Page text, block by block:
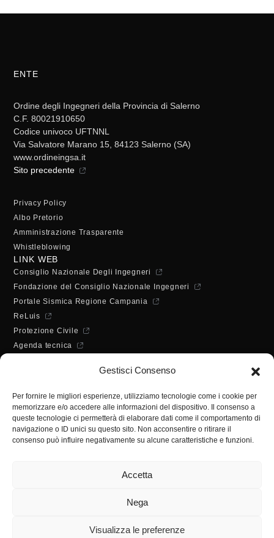
Gestisci Consenso
Per fornire le migliori esperienze, utilizziamo tecnologie come i cookie per
memorizzare e/o accedere alle informazioni del dispositivo. Il consenso a
queste tecnologie ci permetterà di elaborare dati come il comportamento di
navigazione o ID unici su questo sito. Non acconsentire o ritirare il
consenso può influire negativamente su alcune caratteristiche e funzioni.
Accetta
Nega
Visualizza le preferenze
ENTE
Ordine degli Ingegneri della Provincia di Salerno
C.F. 80021910650
Codice univoco UFTNNL
Via Salvatore Marano 15, 84123 Salerno (SA)
www.ordineingsa.it
Sito precedente
Privacy Policy
Albo Pretorio
Amministrazione Trasparente
Whistleblowing
LINK WEB
Consiglio Nazionale Degli Ingegneri
Fondazione del Consiglio Nazionale Ingegneri
Portale Sismica Regione Campania
ReLuis
Protezione Civile
Agenda tecnica
ORARI DI APERTURA
10:00 - 12:00
Martedì - Giovedì:
10:00 - 12:00 / 14:30 - 16:30
SEGRETERIA
segreteria.ordine@ordingsa.it